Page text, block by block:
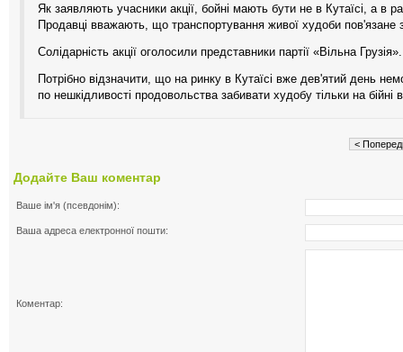
Як заявляють учасники акції, бойні мають бути не в Кутаїсі, а в
Продавці вважають, що транспортування живої худоби пов'язане
Солідарність акції оголосили представники партії «Вільна Грузія».
Потрібно відзначити, що на ринку в Кутаїсі вже дев'ятий день
по нешкідливості продовольства забивати худобу тільки на бійні в
<
Додайте Ваш коментар
Ваше ім'я (псевдонім):
Ваша адреса електронної пошти:
Коментар: